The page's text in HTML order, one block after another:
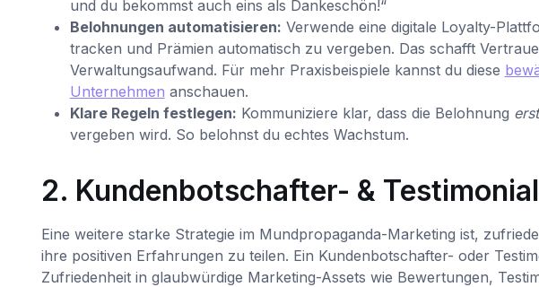
und du bekommst auch eins als Dankeschön!“
Belohnungen automatisieren: Verwende eine digitale Loyalty-
tracken und Prämien automatisch zu vergeben. Das schafft
Verwaltungsaufwand. Für mehr Praxisbeispiele kannst du diese
Unternehmen anschauen.
Klare Regeln festlegen: Kommuniziere klar, dass die Belohnung erst
vergeben wird. So belohnst du echtes Wachstum.
2. Kundenbotschafter- &
Eine weitere starke Strategie im Mundpropaganda-Marketing ist,
ihre positiven Erfahrungen zu teilen. Ein Kundenbotschafter- oder
Zufriedenheit in glaubwürdige Marketing-Assets wie Bewertungen,